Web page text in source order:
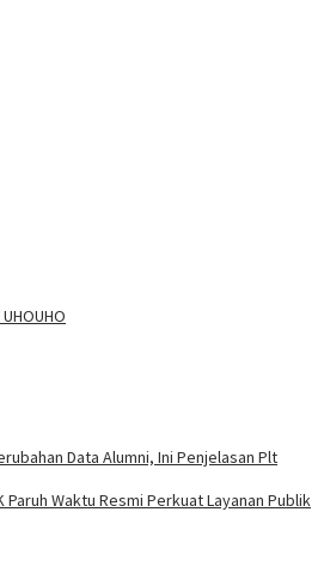
UHO
Data Alumni, Ini Penjelasan Plt
Paruh Waktu Resmi Perkuat Layanan Publik